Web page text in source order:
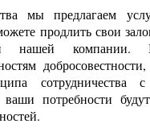
мы предлагаем
продлить свои
нашей компании.
ваши потребности